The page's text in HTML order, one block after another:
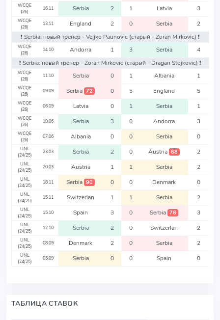
WCQE
(26)
16.11 Serbia 2 1 Latvia 3
WCQE
(26)
13.11 England 2 0 Serbia
2
❗️ Serbia: новый тренер - Veljko Paunovic (старый - Zoran Mirkovic) ❗️
WCQE
(26)
14.10 Andorra 1 3 Serbia
4
❗️ Serbia: новый тренер - Zoran Mirkovic (старый - Dragan Stojkovic) ❗️
WCQE
(26)
11.10 Serbia 0 1 Albania 1
WCQE
(26)
09.09 Serbia 72 0 5 England 5
WCQE
(26)
06.09 Latvia 0 1 Serbia 1
WCQE
(26)
10.06 Serbia 3 0 Andorra 3
WCQE
(26)
07.06 Albania 0 0 Serbia 0
UNL
(24/25)
23.03 Serbia 2 0 Austria 68 2
UNL
(24/25)
20.03 Austria 1 1 Serbia 2
UNL
(24/25)
18.11 Serbia 90 0 0 Denmark 0
UNL
(24/25)
15.11 Switzerlan 1 1 Serbia 2
UNL
(24/25)
15.10 Spain 3 0 Serbia 76 3
UNL
(24/25)
12.10 Serbia 2 0 Switzerlan 2
UNL
(24/25)
08.09 Denmark 2 0 Serbia 2
UNL
(24/25)
05.09 Serbia 0 0 Spain 0
ТАБЛИЦА СТАВОК